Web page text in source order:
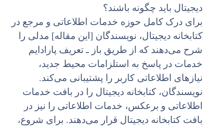
دیجیتال باید چگونه باشند؟
برای درک کامل حوزه خدمات اطلاعاتی و مرجع در
کتابخانه دیجیتال، نویسندگان [این مقاله] مدلی را
شرح می‌دهند که از طریق باز ـ تعریف پارادایم
خدمات در پاسخ به استلزامات محیط جدید،
نیازهای اطلاعاتی کاربر را پشتیبانی می‌کند.
نویسندگان، کتابخانه دیجیتال را در بافت خدمات
اطلاعاتی و برعکس، خدمات اطلاعاتی را نیز در
بافت کتابخانه دیجیتال قرار می‌دهند. برای شروع،